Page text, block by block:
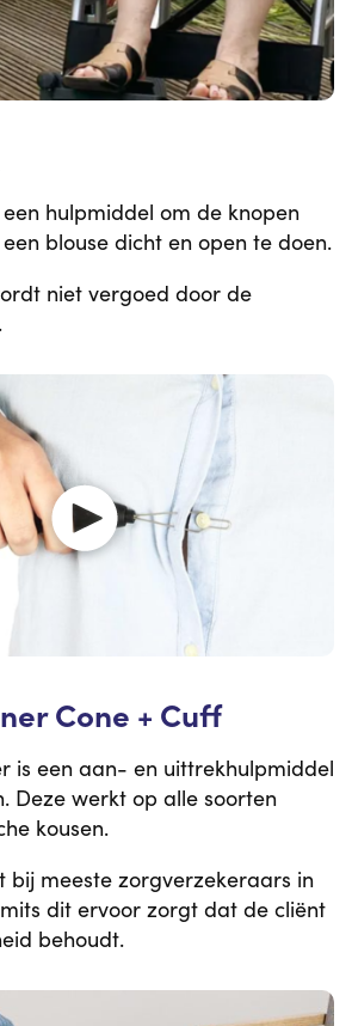
hulpmiddel om de knopen
blouse dicht en open te doen.
niet vergoed door de
Cone + Cuff
is een aan- en uittrekhulpmiddel
Deze werkt op alle soorten
kousen.
bij meeste zorgverzekeraars in
dit ervoor zorgt dat de cliënt
behoudt.